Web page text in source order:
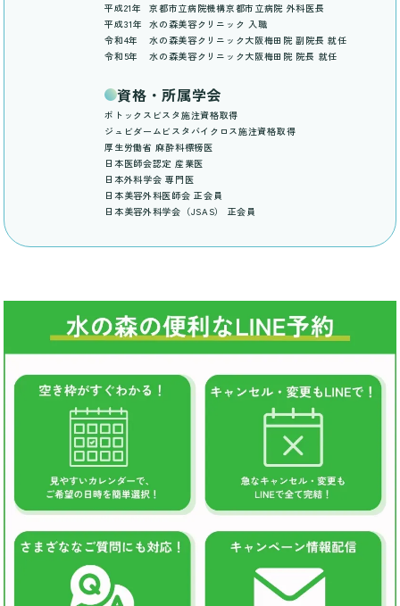
平成21年
京都市立病院機構京都市立病院 外科医長
平成31年
水の森美容クリニック 入職
令和4年
水の森美容クリニック大阪梅田院 副院長 就任
令和5年
水の森美容クリニック大阪梅田院 院長 就任
資格・所属学会
ボトックスビスタ施注資格取得
ジュビダームビスタバイクロス施注資格取得
厚生労働省 麻酔科標榜医
日本医師会認定 産業医
日本外科学会 専門医
日本美容外科医師会 正会員
日本美容外科学会（JSAS） 正会員